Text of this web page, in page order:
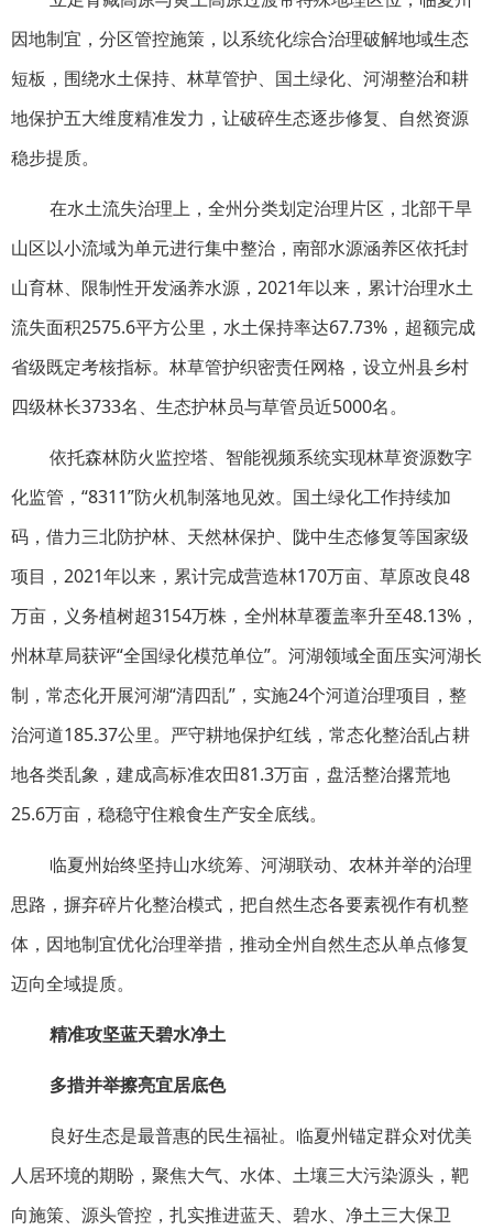
因地制宜，分区管控施策，以系统化综合治理破解地域生态
短板，围绕水土保持、林草管护、国土绿化、河湖整治和耕
地保护五大维度精准发力，让破碎生态逐步修复、自然资源
稳步提质。
在水土流失治理上，全州分类划定治理片区，北部干旱
山区以小流域为单元进行集中整治，南部水源涵养区依托封
山育林、限制性开发涵养水源，2021年以来，累计治理水土
流失面积2575.6平方公里，水土保持率达67.73%，超额完成
省级既定考核指标。林草管护织密责任网格，设立州县乡村
四级林长3733名、生态护林员与草管员近5000名。
依托森林防火监控塔、智能视频系统实现林草资源数字
化监管，“8311”防火机制落地见效。国土绿化工作持续加
码，借力三北防护林、天然林保护、陇中生态修复等国家级
项目，2021年以来，累计完成营造林170万亩、草原改良48
万亩，义务植树超3154万株，全州林草覆盖率升至48.13%，
州林草局获评“全国绿化模范单位”。河湖领域全面压实河湖长
制，常态化开展河湖“清四乱”，实施24个河道治理项目，整
治河道185.37公里。严守耕地保护红线，常态化整治乱占耕
地各类乱象，建成高标准农田81.3万亩，盘活整治撂荒地
25.6万亩，稳稳守住粮食生产安全底线。
临夏州始终坚持山水统筹、河湖联动、农林并举的治理
思路，摒弃碎片化整治模式，把自然生态各要素视作有机整
体，因地制宜优化治理举措，推动全州自然生态从单点修复
迈向全域提质。
精准攻坚蓝天碧水净土
多措并举擦亮宜居底色
良好生态是最普惠的民生福祉。临夏州锚定群众对优美
人居环境的期盼，聚焦大气、水体、土壤三大污染源头，靶
向施策、源头管控，扎实推进蓝天、碧水、净土三大保卫